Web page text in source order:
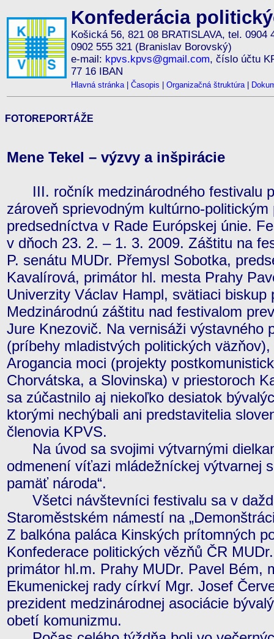
Konfederácia
Košická 56, 821 08 BRATISLAVA, tel. 0904
0902 555 321 (Branislav Borovský)
e-mail: kpvs.kpvs@gmail.com, číslo účtu
77 16 IBAN
Hlavná stránka| Časopis Organizačná štruktúra|
FOTOREPORTÁŽE
Mene Tekel – výzvy a inšpirácie
III. ročník medzinárodného festivalu
zároveň sprievodným kultúrno-
predsedníctva v Rade Európskej únie.
v dňoch 23. 2. – 1. 3. 2009. Záštitu na
P. senátu MUDr. Přemysl Sobotka,
Kavalírová, primátor hl. mesta Prahy
Univerzity Václav Hampl, svätiaci biskup
Medzinárodnú záštitu nad festivalom
Jure Knezovič. Na vernisáži výstavného
(príbehy mladistvých politických
Arogancia moci (projekty
Chorvátska, a Slovinska) v priestoroch
sa zúčastnilo aj niekoľko desiatok
ktorými nechýbali ani predstavitelia
členovia KPVS.
Na úvod sa svojimi výtvarnými
odmenení víťazi mládežníckej výtvarnej
pamäť národa“.
Všetci návštevníci festivalu sa v
Staroměstském námestí na
Z balkóna paláca Kinských prítomných
Konfederace politických vězňů ČR
primátor hl.m. Prahy MUDr. Pavel Bém,
Ekumenickej rady církví Mgr. Josef
prezident medzinárodnej asociácie
obetí komunizmu.